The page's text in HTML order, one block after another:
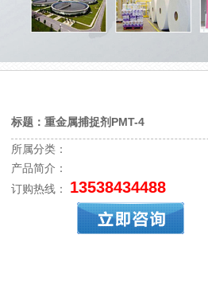
标题： 重金属捕捉剂PMT-4
所属分类：
产品简介：
订购热线：
13538434488